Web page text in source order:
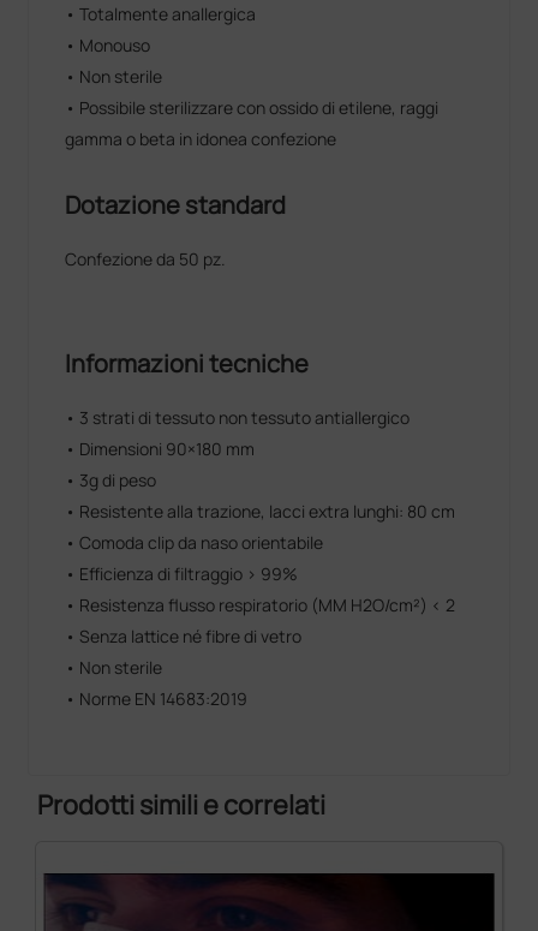
• Totalmente anallergica
• Monouso
• Non sterile
• Possibile sterilizzare con ossido di etilene, raggi
gamma o beta in idonea confezione
Dotazione standard
Confezione da 50 pz.
Informazioni tecniche
• 3 strati di tessuto non tessuto antiallergico
• Dimensioni 90×180 mm
• 3g di peso
• Resistente alla trazione, lacci extra lunghi: 80 cm
• Comoda clip da naso orientabile
• Efficienza di filtraggio > 99%
• Resistenza flusso respiratorio (MM H2O/cm²) < 2
• Senza lattice né fibre di vetro
• Non sterile
• Norme EN 14683:2019
Prodotti simili e correlati